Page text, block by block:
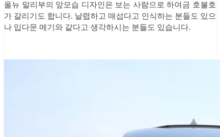
올뉴 말리부의 앞모습 디자인은 보는 사람으로 하여금 호불호
가 갈리기도 합니다. 날렵하고 매섭다고 인식하는 분들도 있으
나 입다문 메기와 같다고 생각하시는 분들도 있습니다.